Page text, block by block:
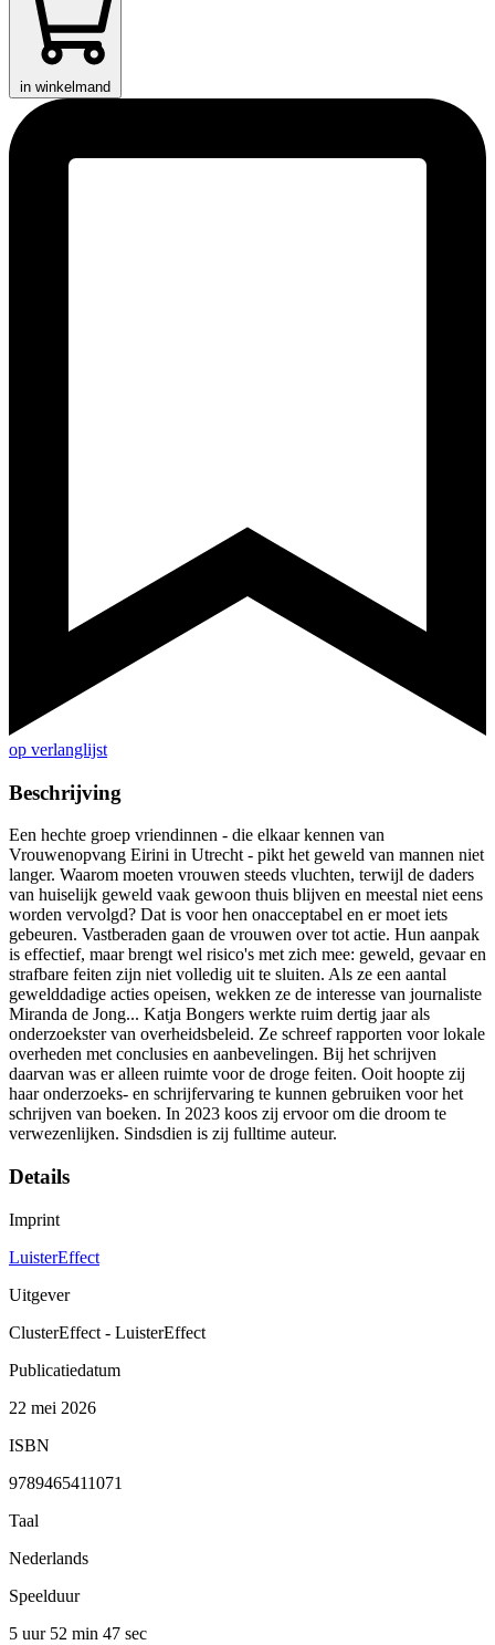
in winkelmand
op verlanglijst
Beschrijving
Een hechte groep vriendinnen - die elkaar kennen van
Vrouwenopvang Eirini in Utrecht - pikt het geweld van mannen niet
langer. Waarom moeten vrouwen steeds vluchten, terwijl de daders
van huiselijk geweld vaak gewoon thuis blijven en meestal niet eens
worden vervolgd? Dat is voor hen onacceptabel en er moet iets
gebeuren. Vastberaden gaan de vrouwen over tot actie. Hun aanpak
is effectief, maar brengt wel risico's met zich mee: geweld, gevaar en
strafbare feiten zijn niet volledig uit te sluiten. Als ze een aantal
gewelddadige acties opeisen, wekken ze de interesse van journaliste
Miranda de Jong... Katja Bongers werkte ruim dertig jaar als
onderzoekster van overheidsbeleid. Ze schreef rapporten voor lokale
overheden met conclusies en aanbevelingen. Bij het schrijven
daarvan was er alleen ruimte voor de droge feiten. Ooit hoopte zij
haar onderzoeks- en schrijfervaring te kunnen gebruiken voor het
schrijven van boeken. In 2023 koos zij ervoor om die droom te
verwezenlijken. Sindsdien is zij fulltime auteur.
Details
Imprint
LuisterEffect
Uitgever
ClusterEffect - LuisterEffect
Publicatiedatum
22 mei 2026
ISBN
9789465411071
Taal
Nederlands
Speelduur
5 uur 52 min 47 sec